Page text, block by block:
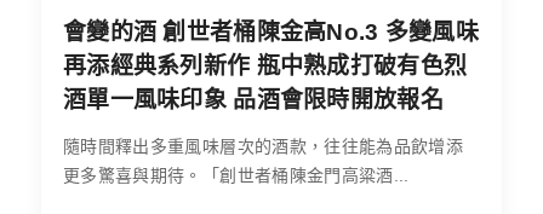
會變的酒 創世者桶陳金高No.3 多變風味
再添經典系列新作 瓶中熟成打破有色烈
酒單一風味印象 品酒會限時開放報名
隨時間釋出多重風味層次的酒款，往往能為品飲增添
更多驚喜與期待。「創世者桶陳金門高粱酒...